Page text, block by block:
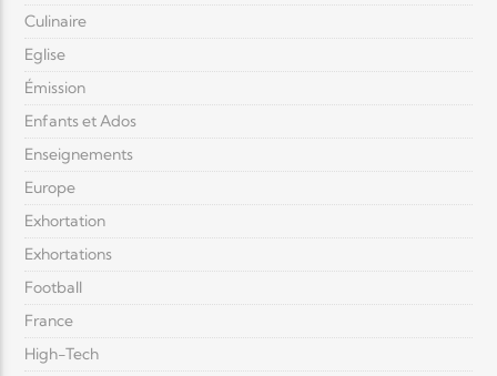
Culinaire
Eglise
Émission
Enfants et Ados
Enseignements
Europe
Exhortation
Exhortations
Football
France
High-Tech